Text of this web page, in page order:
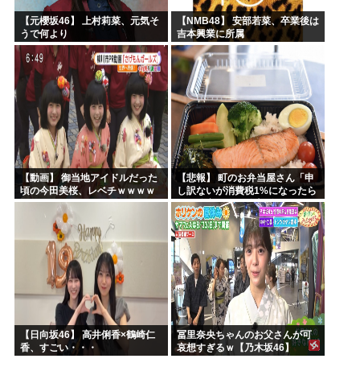
【元櫻坂46】 上村莉菜、元気そ
うで何より
【NMB48】 安部若菜、卒業後は
吉本興業に所属
【動画】 御当地アイドルだった
頃の今田美桜、レベチｗｗｗｗ
ｗｗｗｗｗｗｗｗｗｗｗｗｗｗ
【悲報】 町のお弁当屋さん「申
し訳ないが消費税1%になったら
その分商品代を値上げするわ」
【日向坂46】 高井俐香×鶴崎仁
香、すごい・・・
冨里奈央ちゃんのお父さんが可
哀想すぎるｗ【乃木坂46】